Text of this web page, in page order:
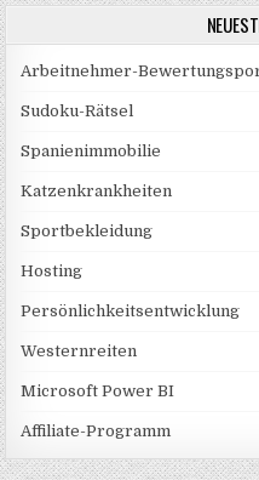
Arbeitnehmer-
Sudoku-Rätsel
Spanienimmobilie
Katzenkrankheiten
Sportbekleidung
Hosting
Persönlichkeitsentwicklung
Westernreiten
Microsoft Power BI
Affiliate-Programm